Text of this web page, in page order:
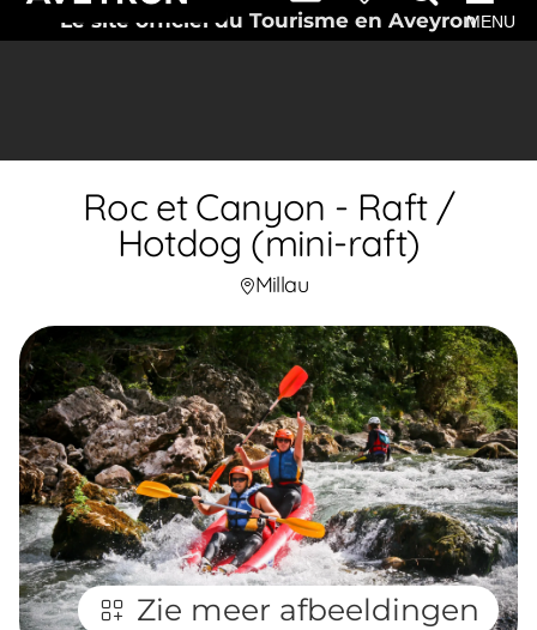
Le site officiel du Tourisme en AveyronMENU
Roc et Canyon - Raft /
Hotdog (mini-raft)
Millau
Zie meer afbeeldingen